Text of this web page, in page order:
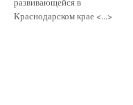
Краснодарском крае <...>